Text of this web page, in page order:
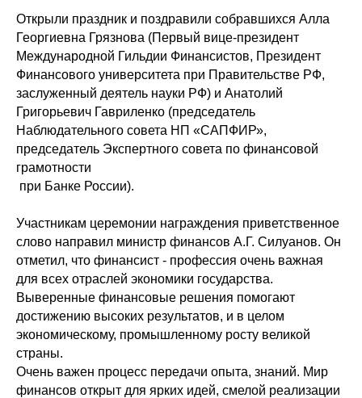
Открыли праздник и поздравили собравшихся Алла
Георгиевна Грязнова (Первый вице-президент
Международной Гильдии Финансистов, Президент
Финансового университета при Правительстве РФ,
заслуженный деятель науки РФ) и Анатолий
Григорьевич Гавриленко (председатель
Наблюдательного совета НП «САПФИР»,
председатель Экспертного совета по финансовой
грамотности
при Банке России).
Участникам церемонии награждения приветственное
слово направил министр финансов А.Г. Силуанов. Он
отметил, что финансист - профессия очень важная
для всех отраслей экономики государства.
Выверенные финансовые решения помогают
достижению высоких результатов, и в целом
экономическому, промышленному росту великой
страны.
Очень важен процесс передачи опыта, знаний. Мир
финансов открыт для ярких идей, смелой реализации